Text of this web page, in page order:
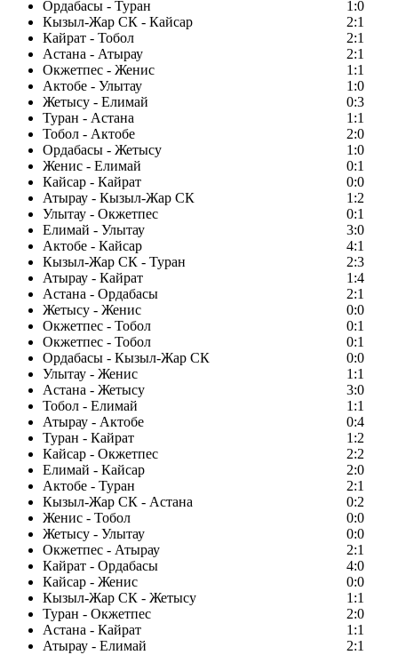
Ордабасы - Туран
1:0
Кызыл-Жар СК - Кайсар
2:1
Кайрат - Тобол
2:1
Астана - Атырау
2:1
Окжетпес - Женис
1:1
Актобе - Улытау
1:0
Жетысу - Елимай
0:3
Туран - Астана
1:1
Тобол - Актобе
2:0
Ордабасы - Жетысу
1:0
Женис - Елимай
0:1
Кайсар - Кайрат
0:0
Атырау - Кызыл-Жар СК
1:2
Улытау - Окжетпес
0:1
Елимай - Улытау
3:0
Актобе - Кайсар
4:1
Кызыл-Жар СК - Туран
2:3
Атырау - Кайрат
1:4
Астана - Ордабасы
2:1
Жетысу - Женис
0:0
Окжетпес - Тобол
0:1
Окжетпес - Тобол
0:1
Ордабасы - Кызыл-Жар СК
0:0
Улытау - Женис
1:1
Астана - Жетысу
3:0
Тобол - Елимай
1:1
Атырау - Актобе
0:4
Туран - Кайрат
1:2
Кайсар - Окжетпес
2:2
Елимай - Кайсар
2:0
Актобе - Туран
2:1
Кызыл-Жар СК - Астана
0:2
Женис - Тобол
0:0
Жетысу - Улытау
0:0
Окжетпес - Атырау
2:1
Кайрат - Ордабасы
4:0
Кайсар - Женис
0:0
Кызыл-Жар СК - Жетысу
1:1
Туран - Окжетпес
2:0
Астана - Кайрат
1:1
Атырау - Елимай
2:1